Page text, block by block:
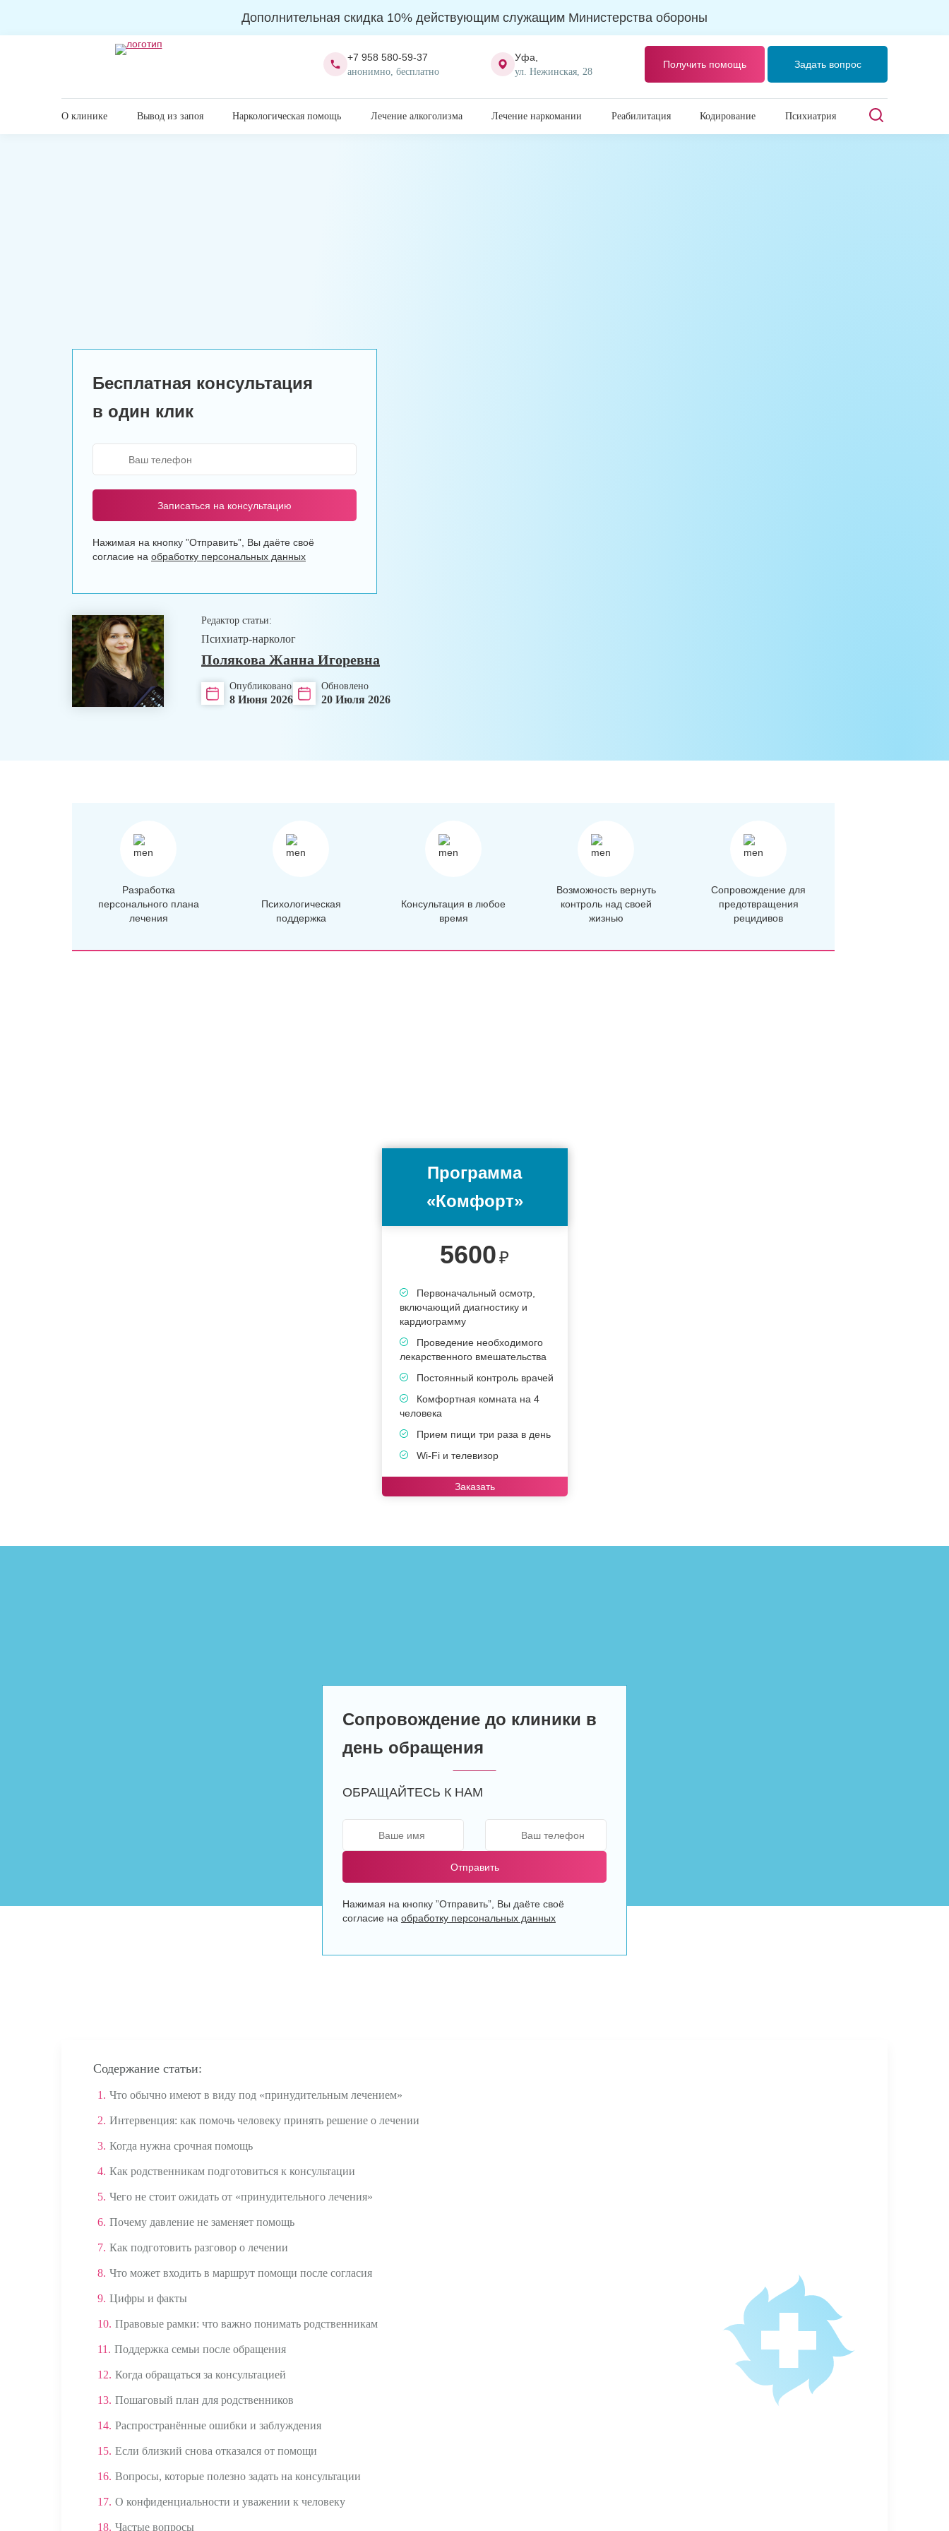
Дополнительная скидка 10% действующим служащим Министерства обороны
+7 958 580-59-37
анонимно, бесплатно
Уфа,
ул. Нежинская, 28
Получить помощь Задать вопрос
О клинике Вывод из запоя Наркологическая помощь Лечение алкоголизма Лечение наркомании Реабилитация Кодирование Психиатрия
Бесплатная консультация
в один клик
Записаться на консультацию
Нажимая на кнопку ”Отправить”, Вы даёте своё
согласие на обработку персональных данных
Редактор статьи:
Психиатр-нарколог
Полякова Жанна Игоревна
Опубликовано
8 Июня 2026
Обновлено
20 Июля 2026
Разработка
персонального плана
лечения
Психологическая
поддержка
Консультация в любое
время
Возможность вернуть
контроль над своей
жизнью
Сопровождение для
предотвращения
рецидивов
Программа
«Комфорт»
5600₽
Первоначальный осмотр,
включающий диагностику и
кардиограмму
Проведение необходимого
лекарственного вмешательства
Постоянный контроль врачей
Комфортная комната на 4
человека
Прием пищи три раза в день
Wi-Fi и телевизор
Заказать
Сопровождение до клиники в
день обращения
ОБРАЩАЙТЕСЬ К НАМ
Отправить
Нажимая на кнопку ”Отправить”, Вы даёте своё
согласие на обработку персональных данных
Содержание статьи:
1. Что обычно имеют в виду под «принудительным лечением»
2. Интервенция: как помочь человеку принять решение о лечении
3. Когда нужна срочная помощь
4. Как родственникам подготовиться к консультации
5. Чего не стоит ожидать от «принудительного лечения»
6. Почему давление не заменяет помощь
7. Как подготовить разговор о лечении
8. Что может входить в маршрут помощи после согласия
9. Цифры и факты
10. Правовые рамки: что важно понимать родственникам
11. Поддержка семьи после обращения
12. Когда обращаться за консультацией
13. Пошаговый план для родственников
14. Распространённые ошибки и заблуждения
15. Если близкий снова отказался от помощи
16. Вопросы, которые полезно задать на консультации
17. О конфиденциальности и уважении к человеку
18. Частые вопросы